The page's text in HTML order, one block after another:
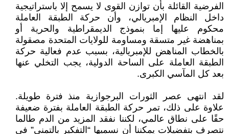
الفرضية القائلة بأن توازن القوى لا يسمح إلا باستراتيجية
داخل النظام الإمبريالي، وأن حركة الطبقة العاملة
محكوم عليها إما بنموذج الديمقراطية والحرية أو
بمناهضة غير متسقة ومساومة للولايات المتحدة مصقولة
بالخطاب المناهض للإمبريالية، بسبب عدم فعالية حركة
الطبقة العاملة على الساحة الدولية، يجب التخلي عنها
بعد كل المآسي الكبرى.
لقد انتهى عصر الثورات البرجوازية منذ فترة طويلة.
علاوة على ذلك، تمر حركة الطبقة العاملة بفترة ضعيفة
حقًا على نطاق عالمي، لكننا نفقد المزيد من الدم طالما
نتصرف بتفضيلات يمكننا أن نسميها “التفكير بالتمني” في